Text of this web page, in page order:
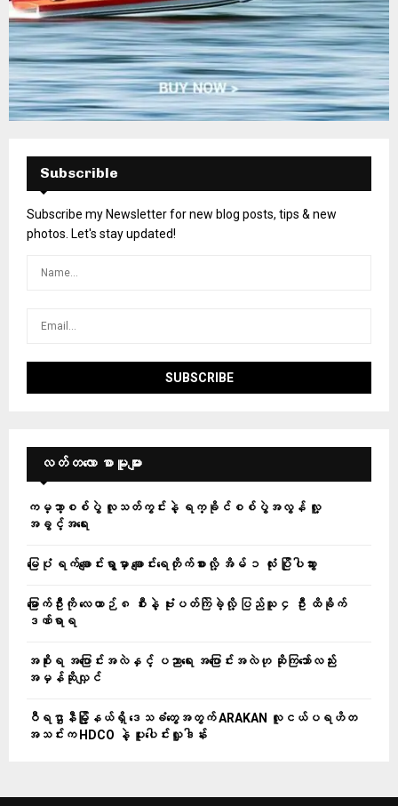
Subscrible
Subscribe my Newsletter for new blog posts, tips & new
photos. Let's stay updated!
လတ်တ‌လော စာမူများ
ကမ္ဘာ့စစ်ပွဲ လူသတ်ကွင်းနဲ့ ရက္ခိုင်စစ်ပွဲအလွန် လူ့
အခွင့်အရေး
မြေပုံ ရက်ချောင်းရွာမှာ ချောင်းရေတိုက်စားလို့ အိမ် ၁ လုံး ပြိုပါသွား
မြောက်ဦးကို လေယာဉ် ၈ စီးနဲ့ ဗုံးပတ်ကြဲခဲ့လို့ ပြည်သူ ၄ ဦး ထိခိုက်
ဒဏ်ရာရ
အစိုးရ အပြောင်းအလဲနှင့် ပညာရေး အပြောင်းအလဲဟု ဆိုကြသော်လည်း
အမှန်ဆိုလျှင်
ဝီရဌာနီမြို့နယ်ရှိ‌ ဒေသခံတွေအတွက် ARAKAN လူငယ်ပရဟိတ
အသင်းက HDCO နဲ့ ပူးပေါင်းလှူဒါန်း